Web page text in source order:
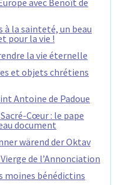
à la sainteté, un beau
pour la vie !
la vie éternelle
et objets chrétiens
Antoine de Padoue
Cœur : le pape
document
wärend der Oktav
de l’Annonciation
moines bénédictins